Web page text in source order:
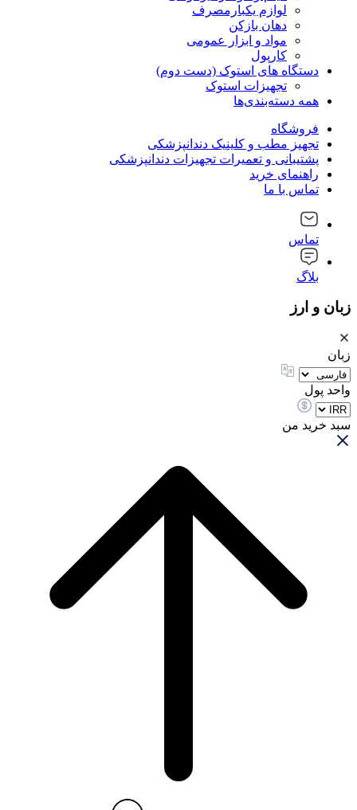
لوازم یکبارمصرف
دهان بازکن
مواد و ابزار عمومی
کارپول
دستگاه های استوک (دست دوم)
تجهیزات استوک
همه دسته‌بندی‌ها
فروشگاه
تجهیز مطب و کلینیک دندانپزشکی
پشتیبانی و تعمیرات تجهیزات دندانپزشکی
راهنمای خرید
تماس با ما
تماس
بلاگ
زبان و ارز
زبان
واحد پول
سبد خرید من